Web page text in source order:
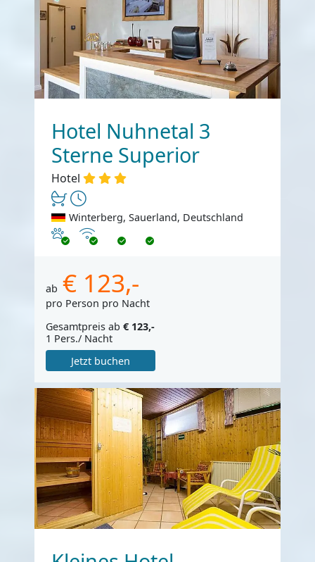
Hotel Nuhnetal 3
Sterne Superior
Hotel
Winterberg, Sauerland, Deutschland
Haustiere erlaubt
Internet
ab € 123,-
pro Person pro Nacht
Gesamtpreis ab € 123,-
1 Pers./ Nacht
Jetzt buchen